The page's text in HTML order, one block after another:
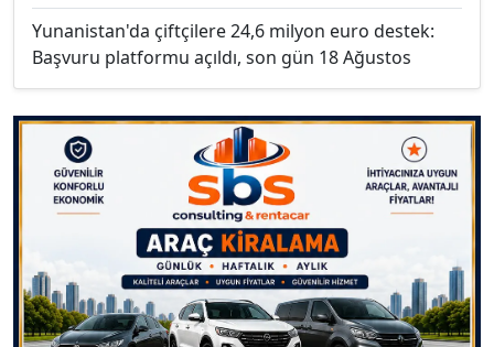
Yunanistan'da çiftçilere 24,6 milyon euro destek:
Başvuru platformu açıldı, son gün 18 Ağustos